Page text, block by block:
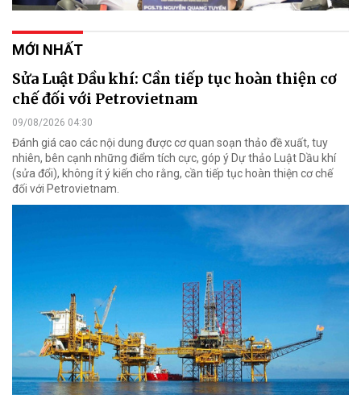
MỚI NHẤT
Sửa Luật Dầu khí: Cần tiếp tục hoàn thiện cơ
chế đối với Petrovietnam
09/08/2026 04:30
Đánh giá cao các nội dung được cơ quan soạn thảo đề xuất, tuy
nhiên, bên cạnh những điểm tích cực, góp ý Dự thảo Luật Dầu khí
(sửa đổi), không ít ý kiến cho rằng, cần tiếp tục hoàn thiện cơ chế
đối với Petrovietnam.